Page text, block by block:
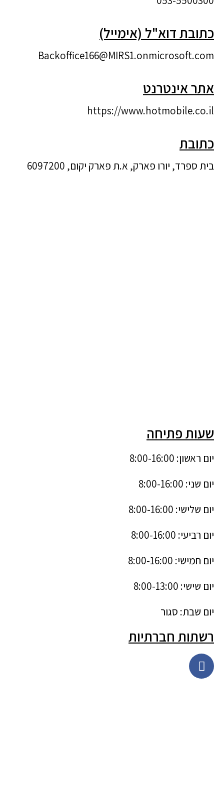
כתובת דוא"ל (אימייל)
Backoffice166@MIRS1.onmicrosoft.com
אתר אינטרנט
https://www.hotmobile.co.il
כתובת
בית ספרד, יורו פארק, א.ת פארק יקום, 6097200
שעות פתיחה
יום ראשון: 8:00-16:00
יום שני: 8:00-16:00
יום שלישי: 8:00-16:00
יום רביעי: 8:00-16:00
יום חמישי: 8:00-16:00
יום שישי: 8:00-13:00
יום שבת: סגור
רשתות חברתיות